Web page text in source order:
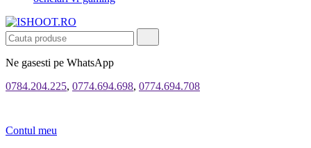
Ne gasesti pe WhatsApp
0784.204.225, 0774.694.698, 0774.694.708
Contul meu